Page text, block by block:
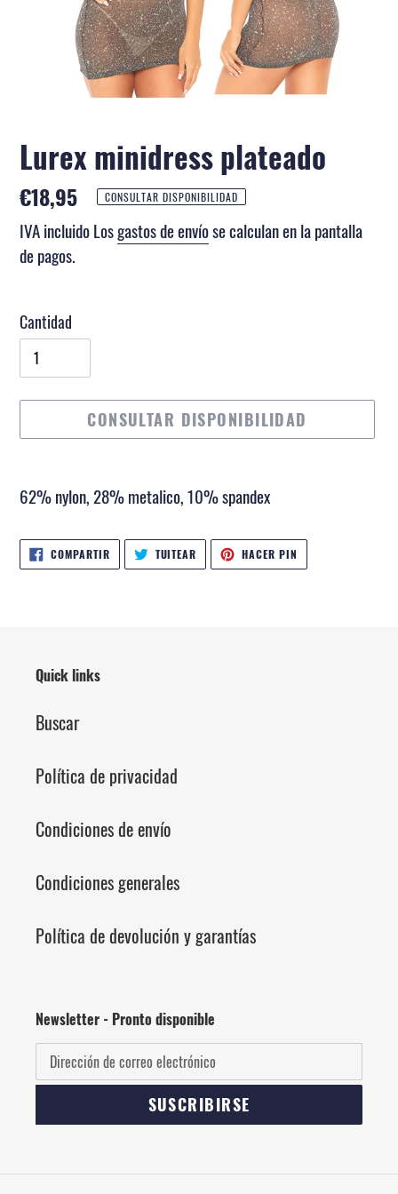
Lurex minidress plateado
Precio
habitual
€18,95 CONSULTAR DISPONIBILIDAD
IVA incluido Losgastos de envíose calculan en la pantalla
de pagos.
Cantidad
CONSULTAR DISPONIBILIDAD
el
a
tu
62% nylon, 28% metalico, 10% spandex
COMPARTIRCOMPARTIR
EN
FACEBOOK
TUITEAR TUITEAR
TWITTER
HACER PIN
PINTEREST
Quick links
Buscar
Política de privacidad
Condiciones de envío
Condiciones generales
Política de devolución y garantías
Newsletter - Pronto disponible
SUSCRIBIRSE